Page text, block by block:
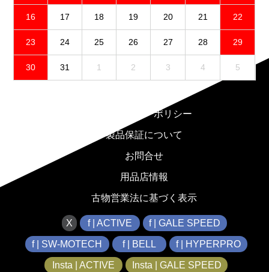
16 17 18 19 20 21 22
23 24 25 26 27 28 29
30 31 1 2 3 4 5
プライバシーポリシー
製品保証について
お問合せ
用品店情報
古物営業法に基づく表示
X f | ACTIVE f | GALE SPEED
f | SW-MOTECH f | BELL f | HYPERPRO
Insta | ACTIVE Insta | GALE SPEED